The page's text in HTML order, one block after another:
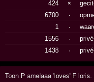
424
×
6700
·
1
·
1556
·
1438
·
Toon P amelaaa 'loves' F loris.